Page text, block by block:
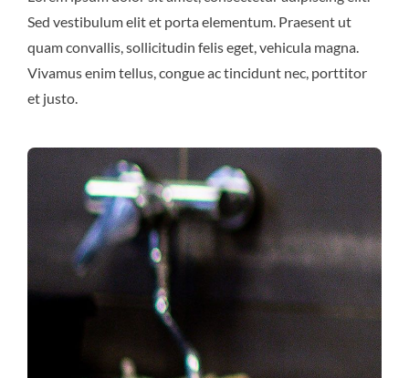
Sed vestibulum elit et porta elementum. Praesent ut
quam convallis, sollicitudin felis eget, vehicula magna.
Vivamus enim tellus, congue ac tincidunt nec, porttitor
et justo.